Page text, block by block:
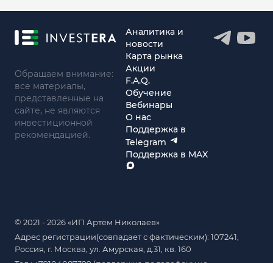
Обращаем внимание:
все материалы,
представленные на
сайте, не являются
инвестиционной
рекомендацией.
Аналитика и
новости
Карта рынка
Акции
F.A.Q.
Обучение
Вебинары
О нас
Поддержка в
Telegram
Поддержка в MAX
© 2021 - 2026 «ИП Артём Николаев»
Адрес регистрации(совпадает с фактическим): 107241,
Россия, г. Москва, ул. Амурская, д.31, кв. 160